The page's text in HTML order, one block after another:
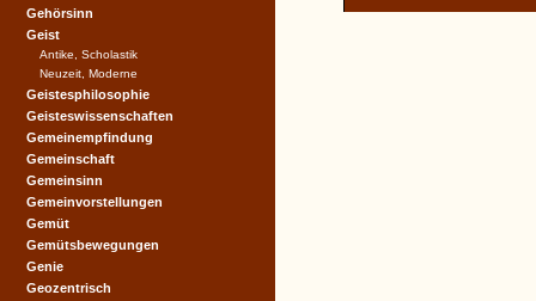
Gehörsinn
Geist
Antike, Scholastik
Neuzeit, Moderne
Geistesphilosophie
Geisteswissenschaften
Gemeinempfindung
Gemeinschaft
Gemeinsinn
Gemeinvorstellungen
Gemüt
Gemütsbewegungen
Genie
Geozentrisch